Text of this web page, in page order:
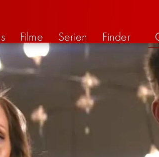
Filme Serien Finder